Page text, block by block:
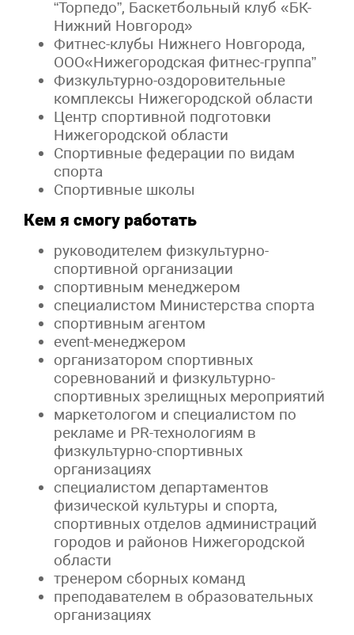
“Торпедо”, Баскетбольный клуб «БК-
Нижний Новгород»
Фитнес-клубы Нижнего Новгорода,
ООО«Нижегородская фитнес-группа”
Физкультурно-оздоровительные
комплексы Нижегородской области
Центр спортивной подготовки
Нижегородской области
Спортивные федерации по видам
спорта
Спортивные школы
Кем я смогу работать
руководителем физкультурно-
спортивной организации
спортивным менеджером
специалистом Министерства спорта
спортивным агентом
event-менеджером
организатором спортивных
соревнований и физкультурно-
спортивных зрелищных мероприятий
маркетологом и специалистом по
рекламе и PR-технологиям в
физкультурно-спортивных
организациях
специалистом департаментов
физической культуры и спорта,
спортивных отделов администраций
городов и районов Нижегородской
области
тренером сборных команд
преподавателем в образовательных
организациях